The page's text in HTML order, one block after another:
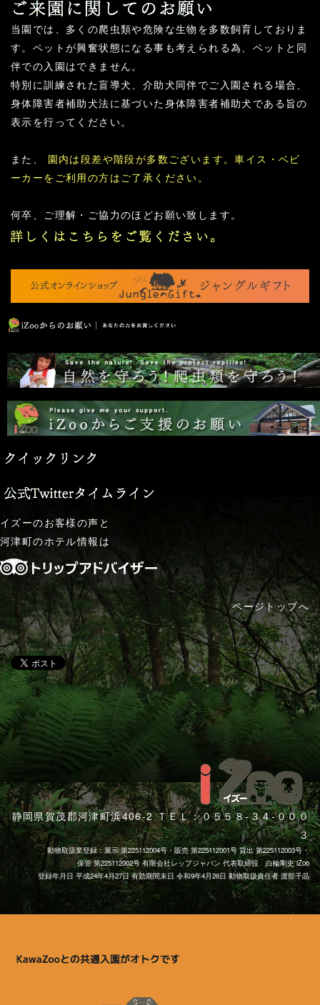
当園では、多くの爬虫類や危険な生物を多数飼育しておりま
す。ペットが興奮状態になる事も考えられる為、ペットと同
伴での入園はできません。
特別に訓練された盲導犬、介助犬同伴でご入園される場合、
身体障害者補助犬法に基づいた身体障害者補助犬である旨の
表示を行ってください。
また、
園内は段差や階段が多数ございます。車イス・ベビ
ーカーをご利用の方はご了承ください。
何卒、ご理解・ご協力のほどお願い致します。
イズーのお客様の声と
河津町のホテル情報は
ページトップへ
静岡県賀茂郡河津町浜406-2 ＴＥＬ：０５５８-３４-０００
３
動物取扱業登録：展示 第225112004号・販売 第225112001号 貸出 第225112003号・
保管 第225112002号 有限会社レップジャパン 代表取締役 白輪剛史 iZoo
登録年月日 平成24年4月27日 有効期間末日 令和9年4月26日 動物取扱責任者 渡部千晶